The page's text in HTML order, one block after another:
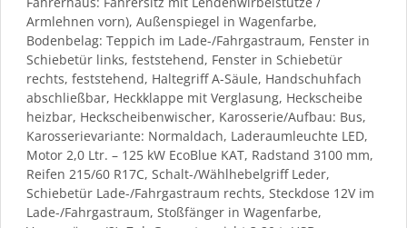
Armlehnen vorn), Außenspiegel in Wagenfarbe,
Bodenbelag: Teppich im Lade-/Fahrgastraum, Fenster in
Schiebetür links, feststehend, Fenster in Schiebetür
rechts, feststehend, Haltegriff A-Säule, Handschuhfach
abschließbar, Heckklappe mit Verglasung, Heckscheibe
heizbar, Heckscheibenwischer, Karosserie/Aufbau: Bus,
Karosserievariante: Normaldach, Laderaumleuchte LED,
Motor 2,0 Ltr. – 125 kW EcoBlue KAT, Radstand 3100 mm,
Reifen 215/60 R17C, Schalt-/Wählhebelgriff Leder,
Schiebetür Lade-/Fahrgastraum rechts, Steckdose 12V im
Lade-/Fahrgastraum, Stoßfänger in Wagenfarbe,